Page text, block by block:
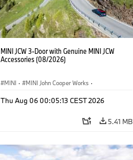
MINI JCW 3-Door with Genuine MINI JCW
Accessories (08/2026)
MINI · MINI John Cooper Works ·
Optional Extras, Accessories
Thu Aug 06 00:05:13 CEST 2026
5.41 MB